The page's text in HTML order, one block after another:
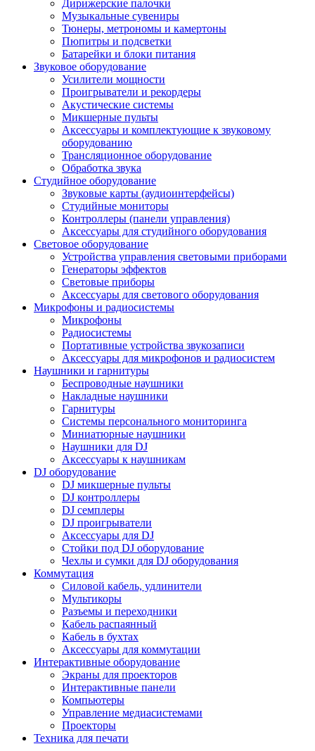
Дирижерские палочки
Музыкальные сувениры
Тюнеры, метрономы и камертоны
Пюпитры и подсветки
Батарейки и блоки питания
Звуковое оборудование
Усилители мощности
Проигрыватели и рекордеры
Акустические системы
Микшерные пульты
Аксессуары и комплектующие к звуковому
оборудованию
Трансляционное оборудование
Обработка звука
Студийное оборудование
Звуковые карты (аудиоинтерфейсы)
Студийные мониторы
Контроллеры (панели управления)
Аксессуары для студийного оборудования
Световое оборудование
Устройства управления световыми приборами
Генераторы эффектов
Световые приборы
Аксессуары для светового оборудования
Микрофоны и радиосистемы
Микрофоны
Радиосистемы
Портативные устройства звукозаписи
Аксессуары для микрофонов и радиосистем
Наушники и гарнитуры
Беспроводные наушники
Накладные наушники
Гарнитуры
Системы персонального мониторинга
Миниатюрные наушники
Наушники для DJ
Аксессуары к наушникам
DJ оборудование
DJ микшерные пульты
DJ контроллеры
DJ семплеры
DJ проигрыватели
Аксессуары для DJ
Стойки под DJ оборудование
Чехлы и сумки для DJ оборудования
Коммутация
Силовой кабель, удлинители
Мультикоры
Разъемы и переходники
Кабель распаянный
Кабель в бухтах
Аксессуары для коммутации
Интерактивные оборудование
Экраны для проекторов
Интерактивные панели
Компьютеры
Управление медиасистемами
Проекторы
Техника для печати